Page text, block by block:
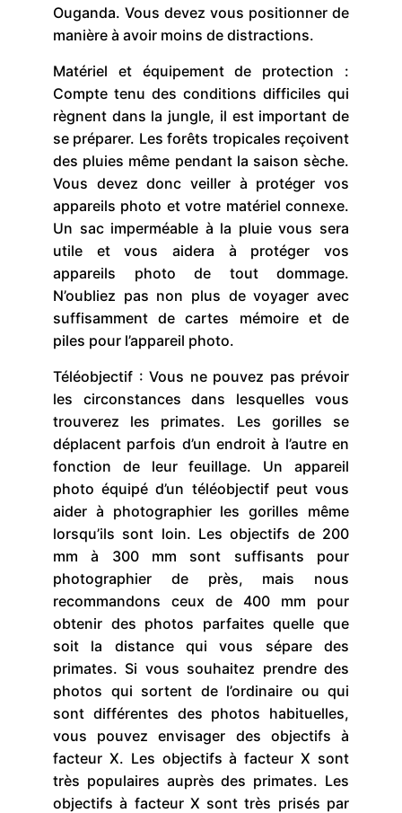
Ouganda. Vous devez vous positionner de
manière à avoir moins de distractions.
Matériel et équipement de protection :
Compte tenu des conditions difficiles qui
règnent dans la jungle, il est important de
se préparer. Les forêts tropicales reçoivent
des pluies même pendant la saison sèche.
Vous devez donc veiller à protéger vos
appareils photo et votre matériel connexe.
Un sac imperméable à la pluie vous sera
utile et vous aidera à protéger vos
appareils photo de tout dommage.
N’oubliez pas non plus de voyager avec
suffisamment de cartes mémoire et de
piles pour l’appareil photo.
Téléobjectif : Vous ne pouvez pas prévoir
les circonstances dans lesquelles vous
trouverez les primates. Les gorilles se
déplacent parfois d’un endroit à l’autre en
fonction de leur feuillage. Un appareil
photo équipé d’un téléobjectif peut vous
aider à photographier les gorilles même
lorsqu’ils sont loin. Les objectifs de 200
mm à 300 mm sont suffisants pour
photographier de près, mais nous
recommandons ceux de 400 mm pour
obtenir des photos parfaites quelle que
soit la distance qui vous sépare des
primates. Si vous souhaitez prendre des
photos qui sortent de l’ordinaire ou qui
sont différentes des photos habituelles,
vous pouvez envisager des objectifs à
facteur X. Les objectifs à facteur X sont
très populaires auprès des primates. Les
objectifs à facteur X sont très prisés par